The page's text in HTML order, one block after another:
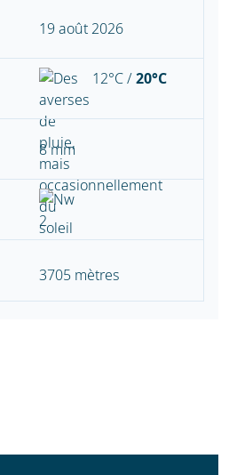
19 août 2026
12°C /20°C
8 mm
3705 mètres